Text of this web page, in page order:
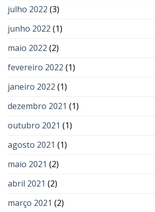
julho 2022 (3)
junho 2022 (1)
maio 2022 (2)
fevereiro 2022 (1)
janeiro 2022 (1)
dezembro 2021 (1)
outubro 2021 (1)
agosto 2021 (1)
maio 2021 (2)
abril 2021 (2)
março 2021 (2)